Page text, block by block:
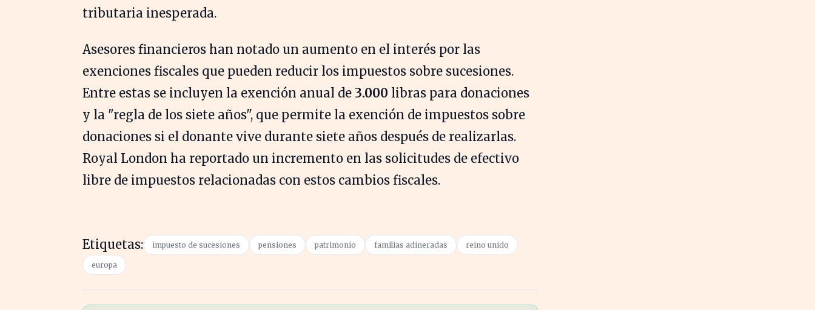
tributaria inesperada.
Asesores financieros han notado un aumento en el interés por las
exenciones fiscales que pueden reducir los impuestos sobre sucesiones.
Entre estas se incluyen la exención anual de 3.000 libras para donaciones
y la "regla de los siete años", que permite la exención de impuestos sobre
donaciones si el donante vive durante siete años después de realizarlas.
Royal London ha reportado un incremento en las solicitudes de efectivo
libre de impuestos relacionadas con estos cambios fiscales.
Etiquetas: impuesto de sucesiones pensiones patrimonio familias adineradas reino unido
europa